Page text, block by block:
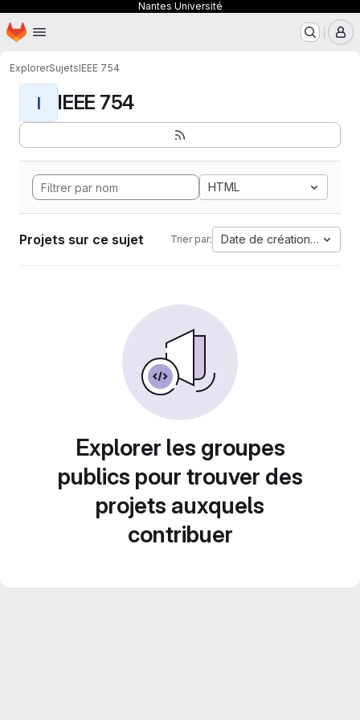
Nantes Université
Passer au contenu principal
Page d'accueil
ExplorerSujetsIEEE 754
I IEEE 754
HTML
Projets sur ce sujet Trier par: Date de création la plus
Explorer les groupes
publics pour trouver des
projets auxquels
contribuer